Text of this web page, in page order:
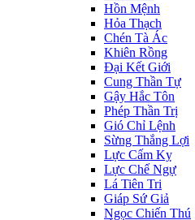
Hồn Mệnh
Hỏa Thạch
Chén Tà Ác
Khiên Rồng
Đại Kết Giới
Cung Thần Tự
Gậy Hắc Tôn
Phép Thần Trị
Gió Chỉ Lệnh
Sừng Thắng Lợi
Lực Cấm Kỵ
Lực Chế Ngự
Lá Tiên Tri
Giáp Sứ Giả
Ngọc Chiến Thú